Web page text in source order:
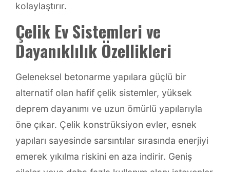
kolaylaştırır.
Çelik Ev Sistemleri ve
Dayanıklılık Özellikleri
Geleneksel betonarme yapılara güçlü bir
alternatif olan hafif çelik sistemler, yüksek
deprem dayanımı ve uzun ömürlü yapılarıyla
öne çıkar. Çelik konstrüksiyon evler, esnek
yapıları sayesinde sarsıntılar sırasında enerjiyi
emerek yıkılma riskini en aza indirir. Geniş